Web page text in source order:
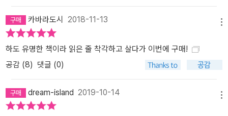
카바라도시 2018-11-13
하도 유명한 책이라 읽은 줄 착각하고 살다가 이번에 구매!
공감 (8) 댓글 (0)
dream-island 2019-10-14